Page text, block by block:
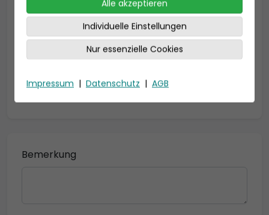
Bemerkung
Alle akzeptieren
Individuelle Einstellungen
Nur essenzielle Cookies
Impressum | Datenschutz | AGB